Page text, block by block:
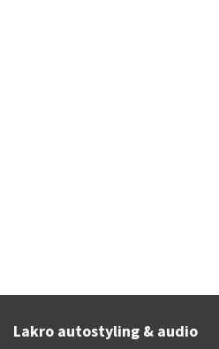
Lakro autostyling & audio